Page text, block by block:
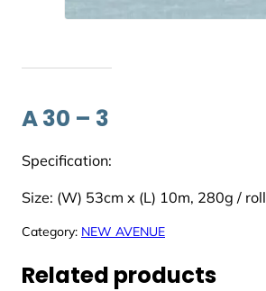
A 30 – 3
Specification:
Size: (W) 53cm x (L) 10m, 280g / roll
Category: NEW AVENUE
Related products